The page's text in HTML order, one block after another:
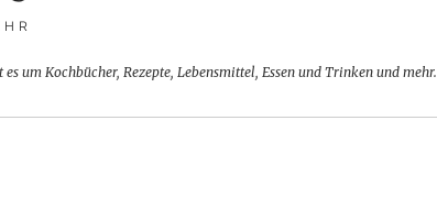
um Kochbücher, Rezepte, Lebensmittel, Essen und Trinken und mehr.